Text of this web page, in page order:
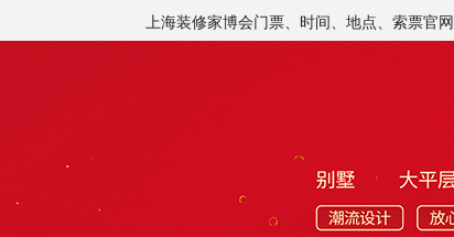
上海装修家博会门票、时间、地点、索票官网